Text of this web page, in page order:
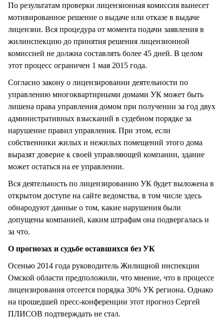
По результатам проверки лицензионная комиссия вынесет
мотивированное решение о выдаче или отказе в выдаче
лицензии. Вся процедура от момента подачи заявления в
жилинспекцию до принятия решения лицензионной
комиссией не должна составлять более 45 дней. В целом
этот процесс ограничен 1 мая 2015 года.
Согласно закону о лицензировании деятельности по
управлению многоквартирными домами УК может быть
лишена права управления домом при получении за год двух
административных взысканий в судебном порядке за
нарушение правил управления. При этом, если
собственники жилых и нежилых помещений этого дома
выразят доверие к своей управляющей компании, здание
может остаться на ее управлении.
Вся деятельность по лицензированию УК будет выложена в
открытом доступе на сайте ведомства, в том числе здесь
обнародуют данные о том, какие нарушения были
допущены компанией, каким штрафам она подвергалась и
за что.
О прогнозах и судьбе оставшихся без УК
Осенью 2014 года руководитель Жилищной инспекции
Омской области предположили, что мнение, что в процессе
лицензирования отсеется порядка 30% УК региона. Однако
на прошедшей пресс-конференции этот прогноз Сергей
ПЛИСОВ подтверждать не стал.